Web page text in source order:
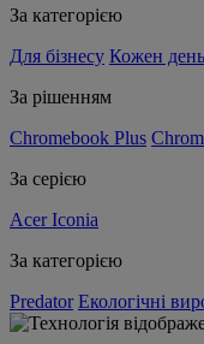
За категорією
Для бізнесу Кожен день
За рішенням
Chromebook Plus
За серією
Acer Iconia
За категорією
Predator Екологічні